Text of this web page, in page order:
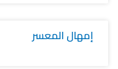
إمهال المعسر